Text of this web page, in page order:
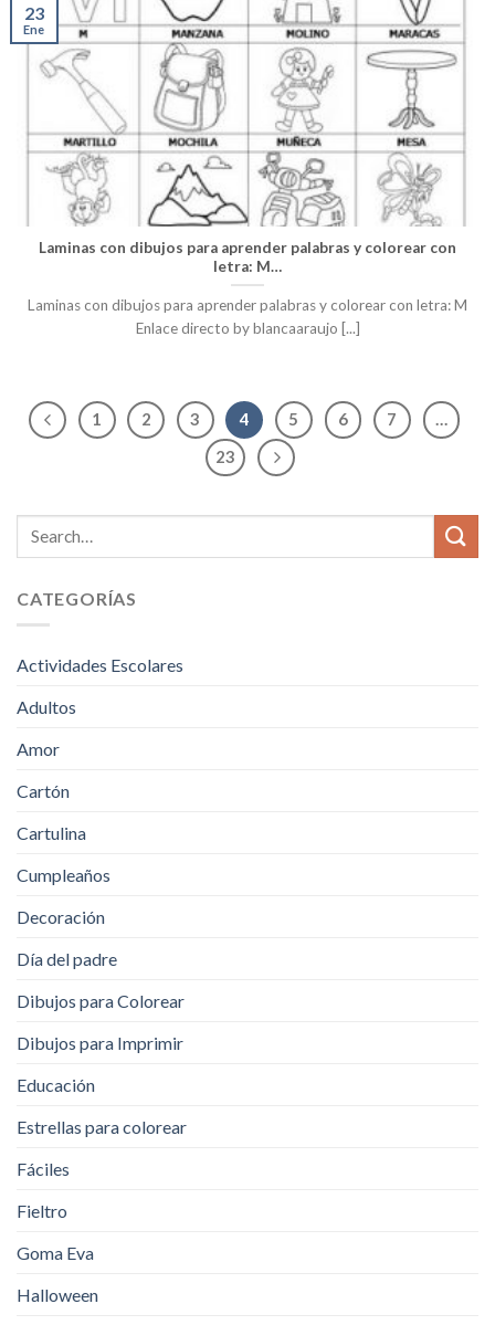
Laminas con dibujos para aprender palabras y colorear con
letra: M…
Laminas con dibujos para aprender palabras y colorear con letra: M
Enlace directo by blancaaraujo [...]
23
Ene
1 2 3 4 5 6 7
…
23
CATEGORÍAS
Actividades Escolares
Adultos
Amor
Cartón
Cartulina
Cumpleaños
Decoración
Día del padre
Dibujos para Colorear
Dibujos para Imprimir
Educación
Estrellas para colorear
Fáciles
Fieltro
Goma Eva
Halloween